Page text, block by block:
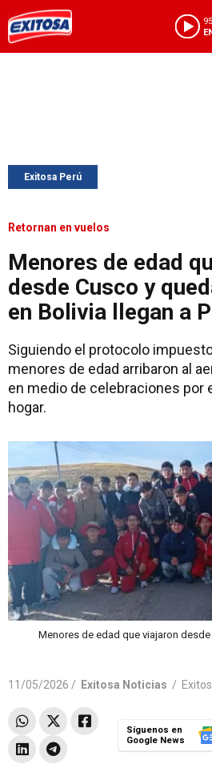
Exitosa Perú
Retornan en vuelos
Menores de edad
desde Cusco y
en Bolivia llegan a
Siguiendo el protocolo
menores de edad arribaron al
en medio de celebraciones por
hogar.
Menores de edad que viajaron
11/05/2026 / Exitosa Noticias /
Síguenos en
Google News